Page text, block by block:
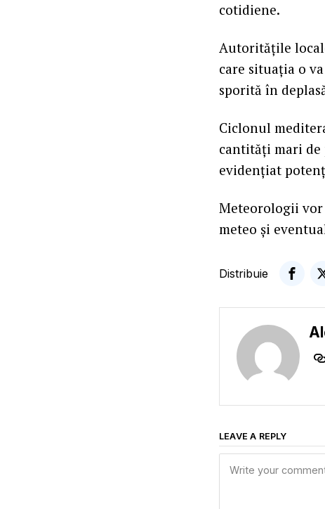
cotidiene.
Autoritățile
care situația o
sporită în
Ciclonul
cantități mari
evidențiat
Meteorologii
meteo și
Distribuie
LEAVE A REPLY